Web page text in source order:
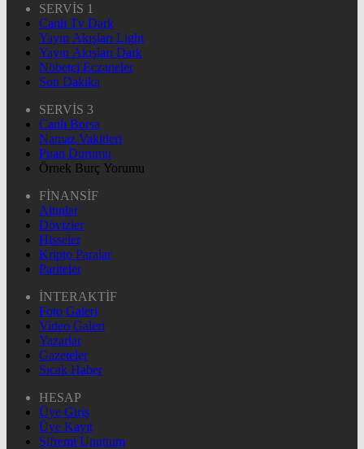
SERVİS 1
Canlı Tv Dark
Yayın Akışları Light
Yayın Akışları Dark
Nöbetçi Eczaneler
Son Dakika
SERVİS 3
Canlı Borsa
Namaz Vakitleri
Puan Durumu
Örnek Burç Yorumu
FİNANSİF
Altınlar
Dövizler
Hisseler
Kripto Paralar
Pariteler
İNTERAKTİF
Foto Galeri
Video Galeri
Yazarlar
Gazeteler
Sıcak Haber
HESAP
Üye Giriş
Üye Kayıt
Şifremi Unuttum